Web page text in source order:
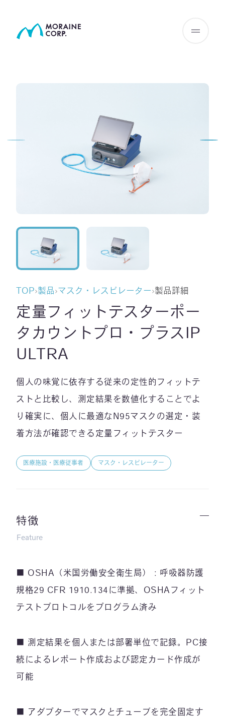
TOP›製品›マスク・レスピレーター›製品詳細
定量フィットテスターポー
タカウントプロ・プラスIP
ULTRA
個人の味覚に依存する従来の定性的フィットテ
ストと比較し、測定結果を数値化することでよ
り確実に、個人に最適なN95マスクの選定・装
着方法が確認できる定量フィットテスター
医療施設・医療従事者 マスク・レスピレーター
特徴
Feature
■ OSHA（米国労働安全衛生局）：呼吸器防護
規格29 CFR 1910.134に準拠、OSHAフィット
テストプロトコルをプログラム済み
■ 測定結果を個人または部署単位で記録。PC接
続によるレポート作成および認定カード作成が
可能
■ アダプターでマスクとチューブを完全固定す